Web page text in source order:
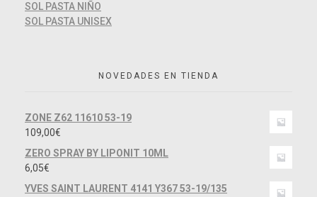
SOL PASTA NIÑO
SOL PASTA UNISEX
NOVEDADES EN TIENDA
ZONE Z62 11610 53-19
109,00€
ZERO SPRAY BY LIPONIT 10ML
6,05€
YVES SAINT LAURENT 4141 Y367 53-19/135